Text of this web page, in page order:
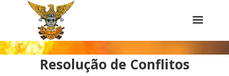
Resolução de Conflitos